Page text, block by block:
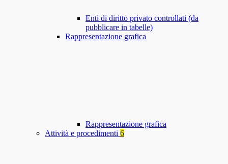
Enti di diritto privato controllati (da
pubblicare in tabelle)
Rappresentazione grafica
Rappresentazione grafica
Attività e procedimenti 6